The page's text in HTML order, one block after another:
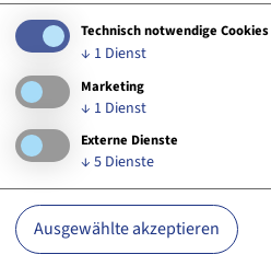
Frauenaurach
Brauhofgasse 2 b
91056 Erlangen
0175 3526573
Technisch notwendige Cookies
↓ 1 Dienst
Marketing
↓ 1 Dienst
Externe Dienste
↓ 5 Dienste
Ausgewählte akzeptieren